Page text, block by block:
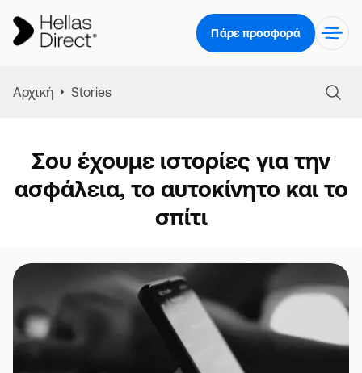
Πάρε προσφορά
Αρχική Stories
Σου έχουμε ιστορίες για την
ασφάλεια, το αυτοκίνητο και το
σπίτι